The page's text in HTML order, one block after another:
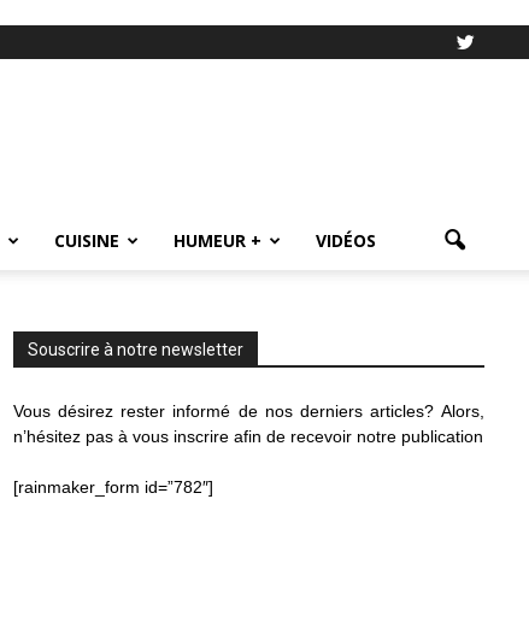
CUISINE HUMEUR + VIDÉOS
Souscrire à notre newsletter
Vous désirez rester informé de nos derniers articles? Alors,
n’hésitez pas à vous inscrire afin de recevoir notre publication
[rainmaker_form id=”782″]